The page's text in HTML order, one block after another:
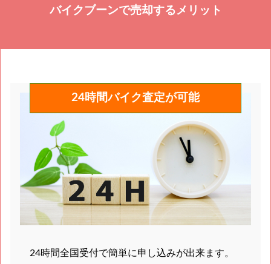
バイクブーンで売却するメリット
24時間バイク査定が可能
24時間全国受付で簡単に申し込みが出来ます。